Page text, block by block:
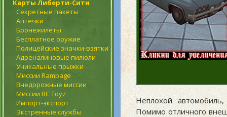
Карты Либерти-Сити
Секретные пакеты
Аптечки
Бронежилеты
Бесплатное оружие
Полицейские значки-взятки
Адреналиновые пилюли
Уникальные прыжки
Миссии Rampage
Внедорожные миссии
Миссии RC Toyz
Импорт-экспорт
Экстренные службы
Неплохой
Помимо отличного